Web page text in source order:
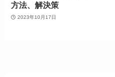
方法、解決策
2023年10月17日